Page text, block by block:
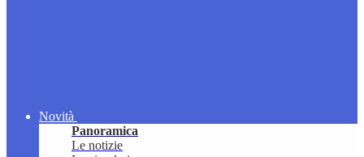
Novità
Panoramica
Le notizie